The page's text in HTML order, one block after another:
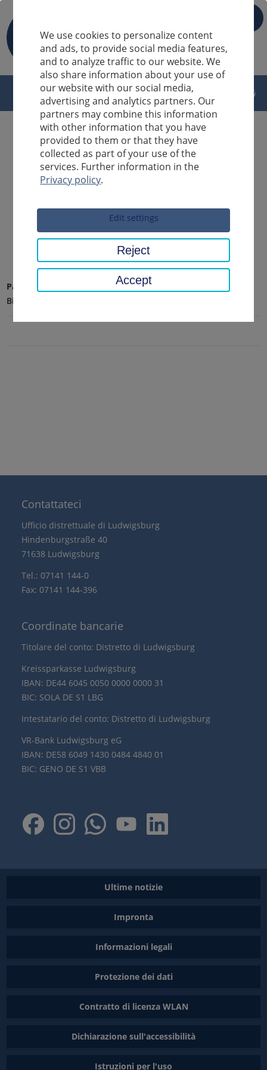
Sucheingabe
Pagina iniziale Salute, servizi veterinari
Bietigheim-Bissingen
Contattateci
Ufficio distrettuale di Ludwigsburg
Hindenburgstraße 40
71638 Ludwigsburg
Tel.: 07141 144-0
Fax: 07141 144-396
Coordinate bancarie
Titolare del conto: Distretto di Ludwigsburg
Kreissparkasse Ludwigsburg
IBAN: DE44 6045 0050 0000 0000 31
BIC: SOLA DE S1 LBG
Intestatario del conto: Distretto di Ludwigsburg
VR-Bank Ludwigsburg eG
IBAN: DE58 6049 1430 0484 4840 01
BIC: GENO DE S1 VBB
Ultime notizie
Impronta
Informazioni legali
Protezione dei dati
Contratto di licenza WLAN
Dichiarazione sull'accessibilità
Istruzioni per l'uso
We use cookies to personalize content
and ads, to provide social media features,
and to analyze traffic to our website. We
also share information about your use of
our website with our social media,
advertising and analytics partners. Our
partners may combine this information
with other information that you have
provided to them or that they have
collected as part of your use of the
services. Further information in the
Privacy policy.
Edit settings
Reject
Accept